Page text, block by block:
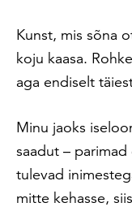
Kunst, mis sõna
koju kaasa.
aga endiselt
Minu jaoks
saadut –
tulevad
mitte kehasse,